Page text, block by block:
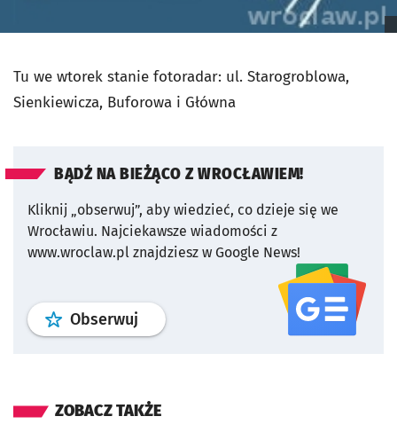
Tu we wtorek stanie fotoradar: ul. Starogroblowa,
Sienkiewicza, Buforowa i Główna
BĄDŹ NA BIEŻĄCO Z WROCŁAWIEM!
Kliknij „obserwuj”, aby wiedzieć, co dzieje się we
Wrocławiu. Najciekawsze wiadomości z
www.wroclaw.pl znajdziesz w Google News!
Obserwuj profil serwisu
ZOBACZ TAKŻE